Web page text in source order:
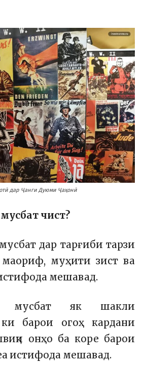
дар Ҷанги Дуюми Ҷаҳонӣ
чист?
дар тарғиби тарзи
муҳити зист ва
мешавад.
мусбат як шакли
ки барои огоҳ кардани
онҳо ба коре барои
истифода мешавад.